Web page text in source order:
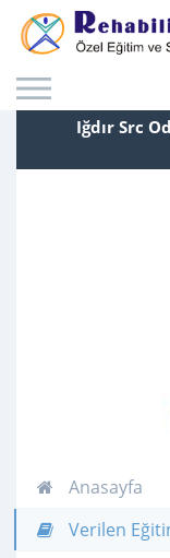
Iğdır Src
Anasayfa
Verilen